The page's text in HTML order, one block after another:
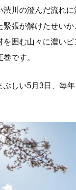
渋川の澄んだ流れ
張が解けたせい
を囲む山々に濃い
です。
ぶしい5月3日、毎